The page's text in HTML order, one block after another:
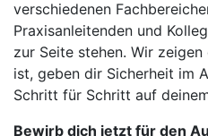
verschiedenen
Praxisanleitenden und
zur Seite stehen. Wir
ist, geben dir Sicherheit im
Schritt für Schritt auf
Bewirb dich jetzt für den